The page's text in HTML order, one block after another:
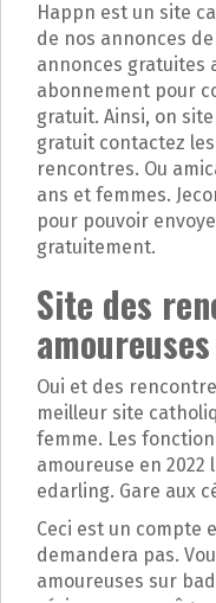
Happn est un site
de nos annonces
annonces gratuites
abonnement pour
gratuit. Ainsi, on
gratuit contactez
rencontres. Ou
ans et femmes.
pour pouvoir
gratuitement.
Site des
Oui et des
meilleur site
femme. Les
amoureuse en
edarling. Gare aux
Ceci est un compte
demandera pas.
amoureuses sur